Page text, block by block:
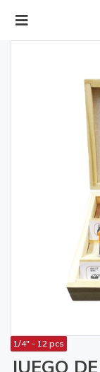
1/4" - 12 pcs
JUEGO